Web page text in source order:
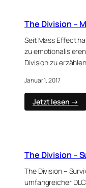
The Division –
Seit Mass Effect
zu
Division zu
Januar 1, 2017
Jetzt lesen →
The
The Division –
The Division –
umfangreicher